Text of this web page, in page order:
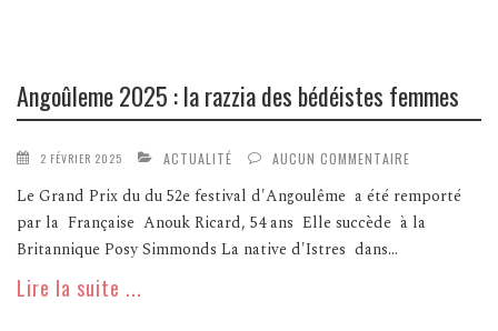
Angoûleme 2025 : la razzia des bédéistes femmes
2 FÉVRIER 2025 ACTUALITÉ AUCUN COMMENTAIRE
Le Grand Prix du du 52e festival d'Angoulême a été remporté
par la Française Anouk Ricard, 54 ans Elle succède à la
Britannique Posy Simmonds La native d'Istres dans...
Lire la suite ...